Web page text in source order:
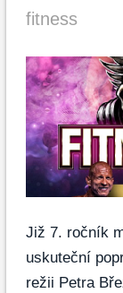
fitness
Již 7. ročník
uskuteční
režii Petra